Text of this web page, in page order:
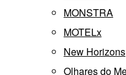
MONSTRA
MOTELx
New Horizons
Olhares do